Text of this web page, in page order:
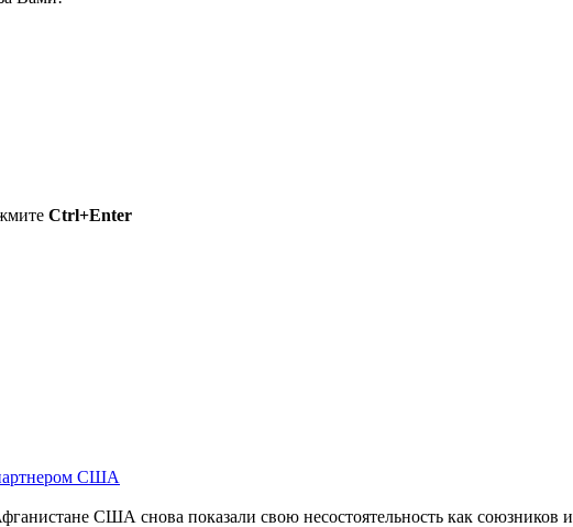
Ctrl+Enter
США
США снова показали свою несостоятельность как союзников и